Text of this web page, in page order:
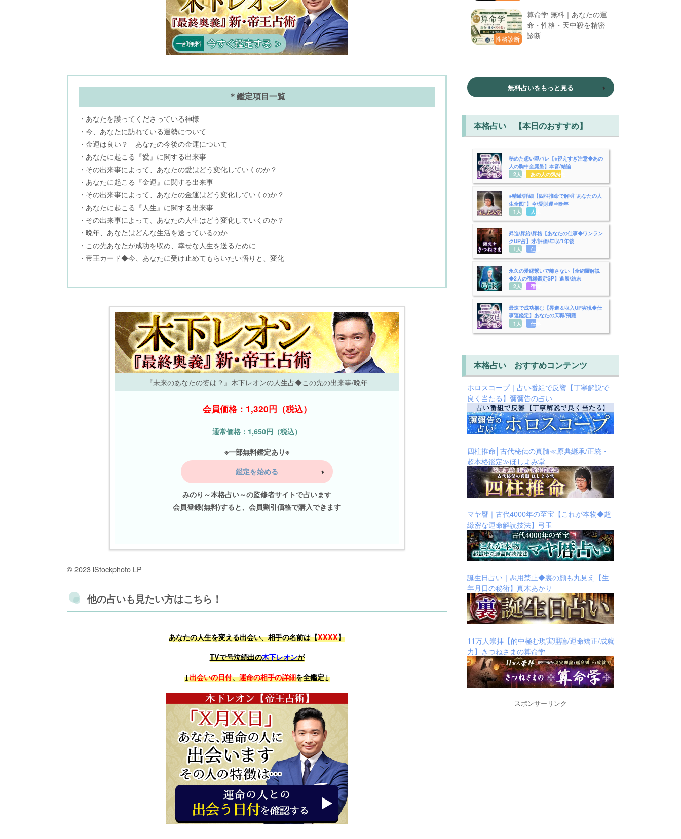
＊鑑定項目一覧
・あなたを護ってくださっている神様
・今、あなたに訪れている運勢について
・金運は良い？ あなたの今後の金運について
・あなたに起こる『愛』に関する出来事
・その出来事によって、あなたの愛はどう変化していくのか？
・あなたに起こる『金運』に関する出来事
・その出来事によって、あなたの金運はどう変化していくのか？
・あなたに起こる『人生』に関する出来事
・その出来事によって、あなたの人生はどう変化していくのか？
・晩年、あなたはどんな生活を送っているのか
・この先あなたが成功を収め、幸せな人生を送るために
・帝王カード◆今、あなたに受け止めてもらいたい悟りと、変化
『未来のあなたの姿は？』木下レオンの人生占◆この先の出来事/晩年
会員価格：1,320円（税込）
通常価格：1,650円（税込）
※一部無料鑑定あり※
鑑定を始める
みのり～本格占い～の監修者サイトで占います
会員登録(無料)すると、会員割引価格で購入できます
© 2023 iStockphoto LP
他の占いも見たい方はこちら！
あなたの人生を変える出会い、相手の名前は【XXXX】
TVで号泣続出の木下レオンが
↓出会いの日付、運命の相手の詳細を全鑑定↓
性格診断
算命学 無料｜あなたの運
命・性格・天中殺を精密
診断
無料占いをもっと見る
本格占い 【本日のおすすめ】
秘めた想い即バレ【※視えすぎ注意◆あの
人の胸中全露呈】本音/結論
2人用 あの人の気持ち
※精緻/詳細【四柱推命で解明“あなたの人
生全図”】今/愛財運⇒晩年
1人用
人生
昇進/昇給/昇格【あなたの仕事◆ワンラン
クUP占】才/評価/年収/1年後
1人用 仕事
永久の愛縁繋いで離さない【全網羅解説
◆2人の宿縁鑑定SP】進展/結末
2人用 宿縁
最速で成功掴む【昇進＆収入UP実現◆仕
事運鑑定】あなたの天職/飛躍
1人用
仕事
本格占い おすすめコンテンツ
ホロスコープ｜占い番組で反響【丁寧解説で
良く当たる】彌彌告の占い
四柱推命│古代秘伝の真髄≪原典継承/正統・
超本格鑑定≫ほしよみ堂
マヤ暦｜古代4000年の至宝【これが本物◆超
緻密な運命解読技法】弓玉
誕生日占い｜悪用禁止◆裏の顔も丸見え【生
年月日の秘術】真木あかり
11万人崇拝【的中極む現実理論/運命矯正/成就
力】きつねさまの算命学
スポンサーリンク